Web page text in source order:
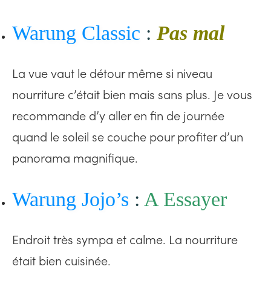
Warung Classic : Pas mal
La vue vaut le détour même si niveau
nourriture c’était bien mais sans plus. Je vous
recommande d’y aller en fin de journée
quand le soleil se couche pour profiter d’un
panorama magnifique.
Warung Jojo’s : A Essayer
Endroit très sympa et calme. La nourriture
était bien cuisinée.